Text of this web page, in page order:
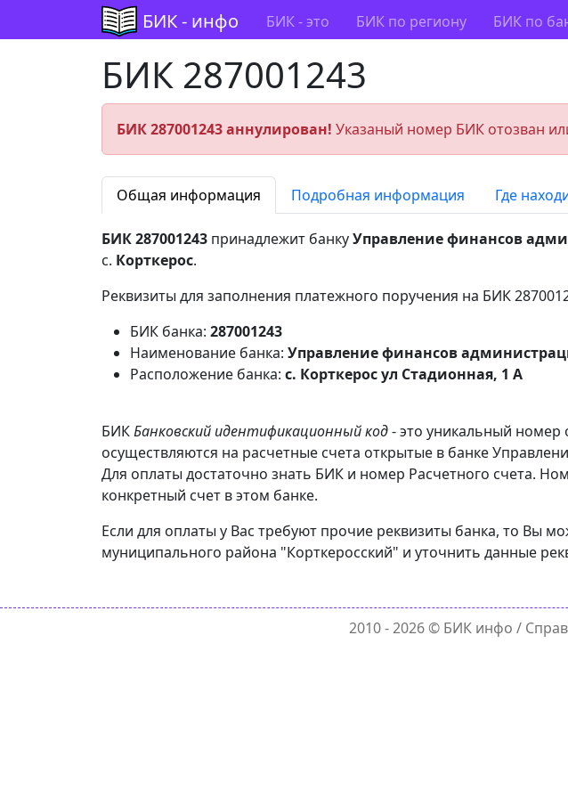
БИК - инфо БИК - это БИК по региону БИК по
БИК 287001243
БИК 287001243 аннулирован! Указаный номер БИК отозван
Общая информация Подробная информация Где
БИК 287001243 принадлежит банкуУправление финансов
с. Корткерос.
Реквизиты для заполнения платежного поручения на БИК
БИК банка: 287001243
Наименование банка: Управление финансов
Расположение банка: с. Корткерос ул Стадионная, 1 А
БИКБанковский идентификационный код- это уникальный номер
осуществляются на расчетные счета открытые в банке
Для оплаты достаточно знать БИК и номер Расчетного счета.
конкретный счет в этом банке.
Если для оплаты у Вас требуют прочие реквизиты банка, то Вы
муниципального района "Корткеросский" и уточнить данные
2010 - 2026 © БИК инфо /